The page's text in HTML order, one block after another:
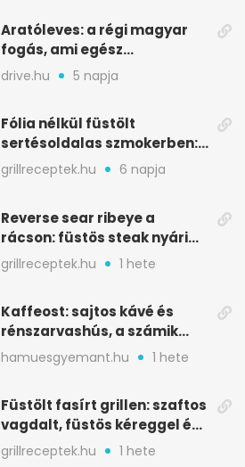
Aratóleves: a régi magyar
fogás, ami egész
csapatokat jóllakatott
drive.hu 5 napja
Fólia nélkül füstölt
sertésoldalas szmokerben:
ropogós bark, 6 óra
grillreceptek.hu 6 napja
Reverse sear ribeye a
rácson: füstös steak nyári
tökkebabbal
grillreceptek.hu 1 hete
Kaffeost: sajtos kávé és
rénszarvashús, a számik
melegítő itala
hamuesgyemant.hu 1 hete
Füstölt fasírt grillen: szaftos
vagdalt, füstös kéreggel és
BBQ mázzal
grillreceptek.hu 1 hete